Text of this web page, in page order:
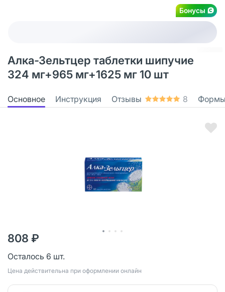
Бонусы
Алка-Зельтцер таблетки шипучие
324 мг+965 мг+1625 мг 10 шт
Основное Инструкция Отзывы 8
808 ₽
Осталось 6 шт.
Цена действительна при оформлении онлайн